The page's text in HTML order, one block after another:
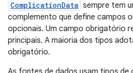
ComplicationData sempre tem
complemento que define campos
opcionais. Um campo obrigatório
principais. A maioria dos tipos
obrigatório.